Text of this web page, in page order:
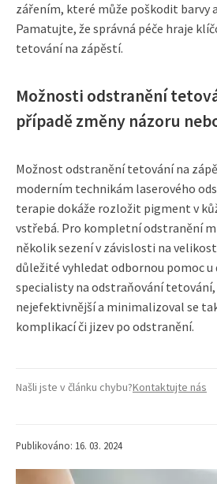
zářením, které může poškodit barvy
Pamatujte, že správná péče hraje
tetování na zápěstí.
Možnosti odstranění
případě změny názoru
Možnost odstranění tetování na
moderním technikám laserového
terapie dokáže rozložit pigment v
vstřebá. Pro kompletní odstranění
několik sezení v závislosti na
důležité vyhledat odbornou pomoc
specialisty na odstraňování tetování,
nejefektivnější a minimalizoval se
komplikací či jizev po odstranění.
Našli jste v článku chybu?Kontaktujte nás
Publikováno: 16. 03. 2024